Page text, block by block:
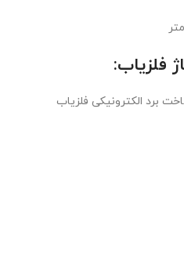
فلزیاب: